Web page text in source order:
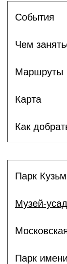
Cобытия
Чем
Маршруты
Карта
Как
Парк
Музей-
Парк